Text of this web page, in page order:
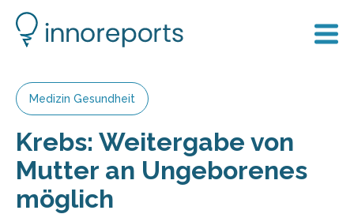
Medizin Gesundheit
Krebs: Weitergabe von
Mutter an Ungeborenes
möglich